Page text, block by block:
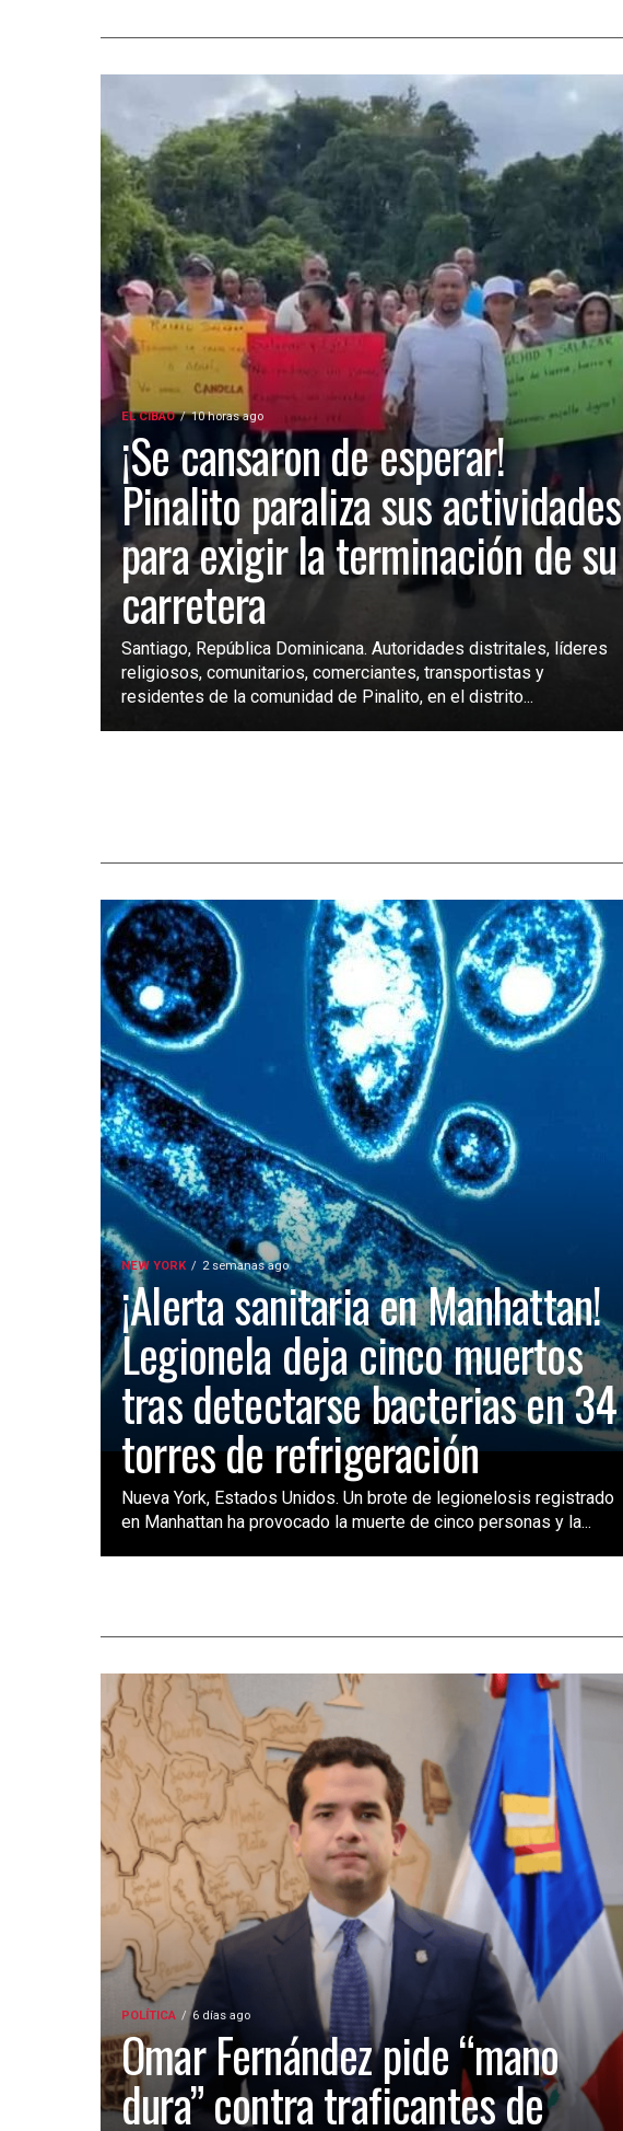
EL CIBAO 10 horas ago
¡Se cansaron de esperar!
Pinalito paraliza sus actividades
para exigir la terminación de su
carretera
Santiago, República Dominicana. Autoridades distritales, líderes
religiosos, comunitarios, comerciantes, transportistas y
residentes de la comunidad de Pinalito, en el distrito...
NEW YORK 2 semanas ago
¡Alerta sanitaria en Manhattan!
Legionela deja cinco muertos
tras detectarse bacterias en 34
torres de refrigeración
Nueva York, Estados Unidos. Un brote de legionelosis registrado
en Manhattan ha provocado la muerte de cinco personas y la...
POLÍTICA 6 días ago
Omar Fernández pide “mano
dura” contra traficantes de